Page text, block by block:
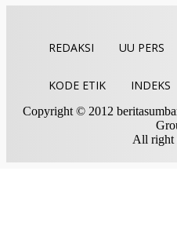
REDAKSI UU PERS
KODE ETIK INDEKS
Copyright © 2012
All right